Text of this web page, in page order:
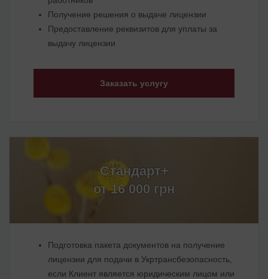
Получение решения о выдаче лицензии
Предоставление реквизитов для уплаты за
выдачу лицензии
Заказать услугу
Стандарт+
от 16 000 грн
Подготовка пакета документов на получение
лицензии для подачи в Укртрансбезопасность,
если Клиент является юридическим лицом или